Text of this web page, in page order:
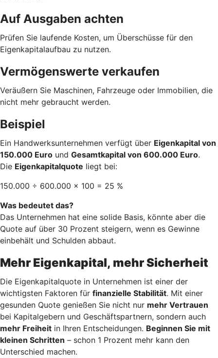
Auf Ausgaben achten
Prüfen Sie laufende Kosten, um Überschüsse für den
Eigenkapitalaufbau zu nutzen.
Vermögenswerte verkaufen
Veräußern Sie Maschinen, Fahrzeuge oder Immobilien, die
nicht mehr gebraucht werden.
Beispiel
Ein Handwerksunternehmen verfügt über Eigenkapital von
150.000 Euro und Gesamtkapital von 600.000 Euro.
Die Eigenkapitalquote liegt bei:
150.000 ÷ 600.000 × 100 = 25 %
Was bedeutet das?
Das Unternehmen hat eine solide Basis, könnte aber die
Quote auf über 30 Prozent steigern, wenn es Gewinne
einbehält und Schulden abbaut.
Mehr Eigenkapital, mehr Sicherheit
Die Eigenkapitalquote in Unternehmen ist einer der
wichtigsten Faktoren für finanzielle Stabilität. Mit einer
gesunden Quote genießen Sie nicht nur mehr Vertrauen
bei Kapitalgebern und Geschäftspartnern, sondern auch
mehr Freiheit in Ihren Entscheidungen. Beginnen Sie mit
kleinen Schritten – schon 1 Prozent mehr kann den
Unterschied machen.